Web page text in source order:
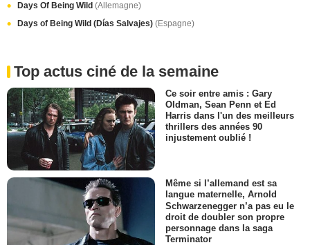
Days Of Being Wild (Allemagne)
Days of Being Wild (Días Salvajes) (Espagne)
Top actus ciné de la semaine
Ce soir entre amis : Gary
Oldman, Sean Penn et Ed
Harris dans l'un des meilleurs
thrillers des années 90
injustement oublié !
Même si l’allemand est sa
langue maternelle, Arnold
Schwarzenegger n’a pas eu le
droit de doubler son propre
personnage dans la saga
Terminator